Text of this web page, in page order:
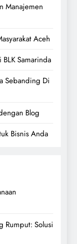
Manajemen
Aceh
Samarinda
Sebanding Di
Blog
Bisnis Anda
Rumput: Solusi